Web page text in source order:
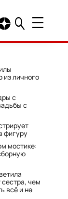
HELLO
HELLOHELLO в
из личного
с
с
фигуру
мостике:
чем
всё и не